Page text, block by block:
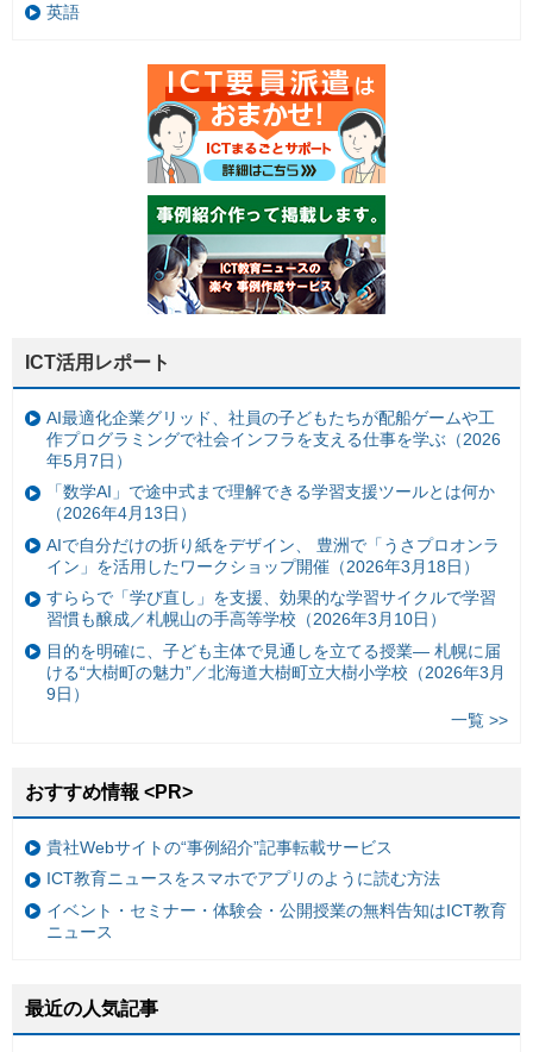
英語
ICT活用レポート
AI最適化企業グリッド、社員の子どもたちが配船ゲームや工
作プログラミングで社会インフラを支える仕事を学ぶ（2026
年5月7日）
「数学AI」で途中式まで理解できる学習支援ツールとは何か
（2026年4月13日）
AIで自分だけの折り紙をデザイン、 豊洲で「うさプロオンラ
イン」を活用したワークショップ開催（2026年3月18日）
すららで「学び直し」を支援、効果的な学習サイクルで学習
習慣も醸成／札幌山の手高等学校（2026年3月10日）
目的を明確に、子ども主体で見通しを立てる授業— 札幌に届
ける“大樹町の魅力”／北海道大樹町立大樹小学校（2026年3月
9日）
一覧 >>
おすすめ情報 <PR>
貴社Webサイトの“事例紹介”記事転載サービス
ICT教育ニュースをスマホでアプリのように読む方法
イベント・セミナー・体験会・公開授業の無料告知はICT教育
ニュース
最近の人気記事